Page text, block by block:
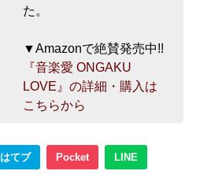
た。
▼Amazonで絶賛発売中!!
『音楽愛 ONGAKU
LOVE』の詳細・購入は
こちらから
はてブ Pocket LINE